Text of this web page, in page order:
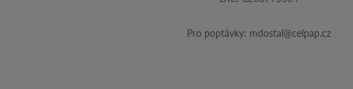
Pro poptávky: mdostal@celpap.cz